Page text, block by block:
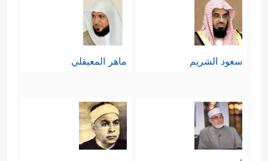
سعود الشريم ماهر المعيقلي